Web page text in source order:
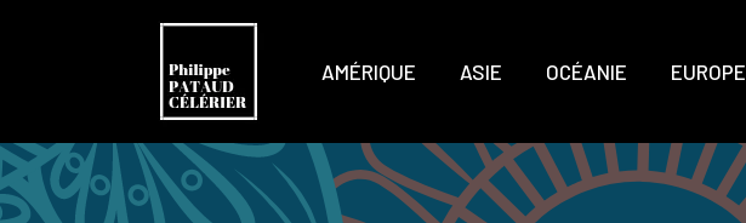
AMÉRIQUE ASIE OCÉANIE EUROPE